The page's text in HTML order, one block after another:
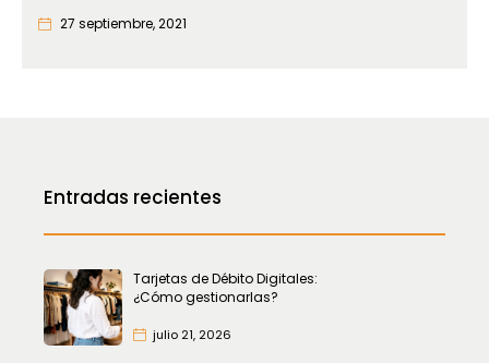
Entradas recientes
Tarjetas de Débito Digitales:
¿Cómo gestionarlas?
julio 21, 2026
27 septiembre, 2021